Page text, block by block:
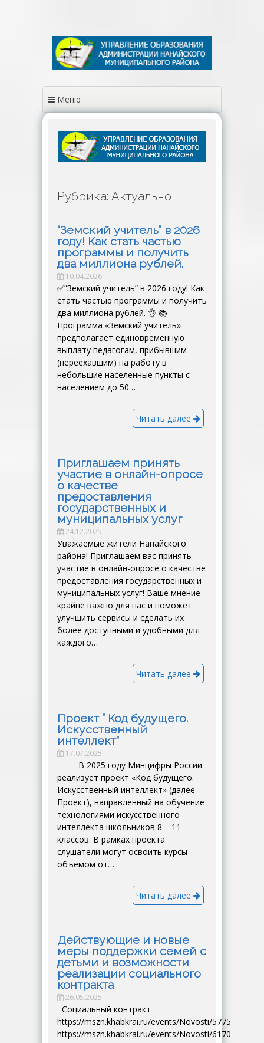
содержимому
Меню
Рубрика: Актуально
“Земский учитель” в 2026
году! Как стать частью
программы и получить
два миллиона рублей.
10.04.2026
✅”Земский учитель” в 2026 году! Как
стать частью программы и получить
два миллиона рублей. 👌 📚
Программа «Земский учитель»
предполагает единовременную
выплату педагогам, прибывшим
(переехавшим) на работу в
небольшие населенные пункты с
населением до 50…
Читать далее
Приглашаем принять
участие в онлайн-опросе
о качестве
предоставления
государственных и
муниципальных услуг
24.12.2025
Уважаемые жители Нанайского
района! Приглашаем вас принять
участие в онлайн-опросе о качестве
предоставления государственных и
муниципальных услуг! Ваше мнение
крайне важно для нас и поможет
улучшить сервисы и сделать их
более доступными и удобными для
каждого…
Читать далее
Проект ” Код будущего.
Искусственный
интеллект”
17.07.2025
В 2025 году Минцифры России
реализует проект «Код будущего.
Искусственный интеллект» (далее –
Проект), направленный на обучение
технологиями искусственного
интеллекта школьников 8 – 11
классов. В рамках проекта
слушатели могут освоить курсы
объемом от…
Читать далее
Действующие и новые
меры поддержки семей с
детьми и возможности
реализации социального
контракта
26.05.2025
Социальный контракт
https://mszn.khabkrai.ru/events/Novosti/5775
https://mszn.khabkrai.ru/events/Novosti/6170